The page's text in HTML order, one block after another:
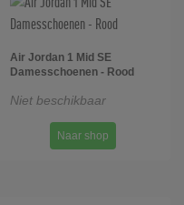
Air Jordan 1 Mid SE
Damesschoenen - Rood
Niet beschikbaar
Naar shop